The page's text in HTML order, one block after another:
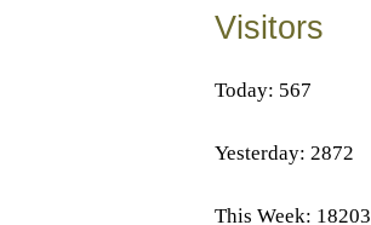
Visitors
Today: 567
Yesterday: 2872
This Week: 18203